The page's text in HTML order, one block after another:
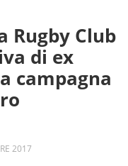
Rugby Club
di ex
campagna
2017